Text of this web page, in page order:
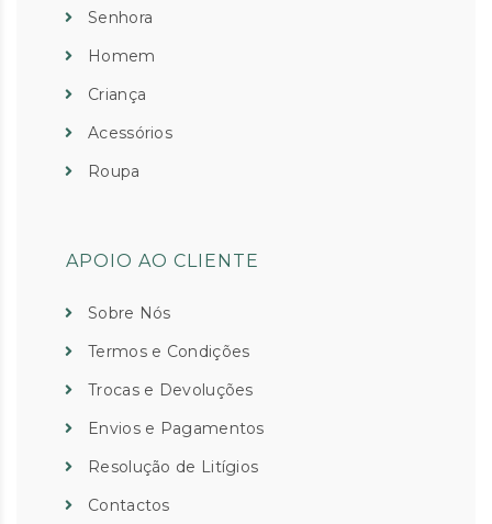
Senhora
Homem
Criança
Acessórios
Roupa
APOIO AO CLIENTE
Sobre Nós
Termos e Condições
Trocas e Devoluções
Envios e Pagamentos
Resolução de Litígios
Contactos